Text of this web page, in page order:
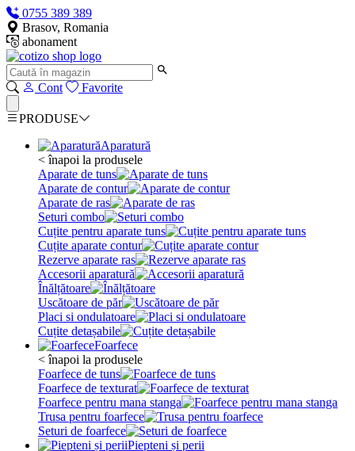
0755 389 389
Brasov, Romania
abonament
Cont Favorite
PRODUSE
Aparatură
< înapoi la produsele
Aparate de tuns
Aparate de contur
Aparate de ras
Seturi combo
Cuțite pentru aparate tuns
Cuțite aparate contur
Rezerve aparate ras
Accesorii aparatură
Înălțătoare
Uscătoare de păr
Placi si ondulatoare
Cuțite detașabile
Foarfece
< înapoi la produsele
Foarfece de tuns
Foarfece de texturat
Foarfece pentru mana stanga
Trusa pentru foarfece
Seturi de foarfece
Piepteni și perii